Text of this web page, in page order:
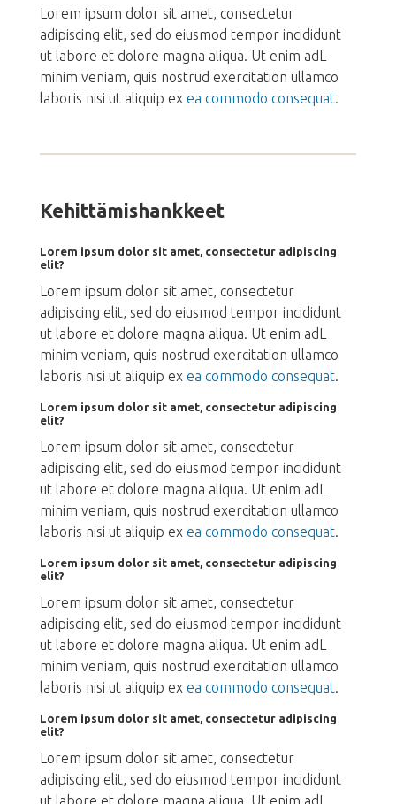
Lorem ipsum dolor sit amet, consectetur
adipiscing elit, sed do eiusmod tempor incididunt
ut labore et dolore magna aliqua. Ut enim adL
minim veniam, quis nostrud exercitation ullamco
laboris nisi ut aliquip ex ea commodo consequat.
Kehittämishankkeet
Lorem ipsum dolor sit amet, consectetur adipiscing
elit?
Lorem ipsum dolor sit amet, consectetur
adipiscing elit, sed do eiusmod tempor incididunt
ut labore et dolore magna aliqua. Ut enim adL
minim veniam, quis nostrud exercitation ullamco
laboris nisi ut aliquip ex ea commodo consequat.
Lorem ipsum dolor sit amet, consectetur adipiscing
elit?
Lorem ipsum dolor sit amet, consectetur
adipiscing elit, sed do eiusmod tempor incididunt
ut labore et dolore magna aliqua. Ut enim adL
minim veniam, quis nostrud exercitation ullamco
laboris nisi ut aliquip ex ea commodo consequat.
Lorem ipsum dolor sit amet, consectetur adipiscing
elit?
Lorem ipsum dolor sit amet, consectetur
adipiscing elit, sed do eiusmod tempor incididunt
ut labore et dolore magna aliqua. Ut enim adL
minim veniam, quis nostrud exercitation ullamco
laboris nisi ut aliquip ex ea commodo consequat.
Lorem ipsum dolor sit amet, consectetur adipiscing
elit?
Lorem ipsum dolor sit amet, consectetur
adipiscing elit, sed do eiusmod tempor incididunt
ut labore et dolore magna aliqua. Ut enim adL